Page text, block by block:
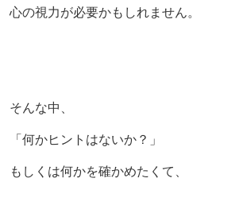
心の視力が必要かもしれません。
そんな中、
「何かヒントはないか？」
もしくは何かを確かめたくて、